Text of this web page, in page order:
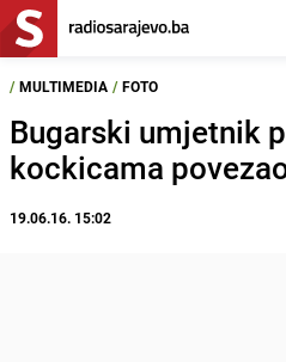
/ MULTIMEDIA / FOTO
Bugarski umjetnik
kockicama
19.06.16. 15:02